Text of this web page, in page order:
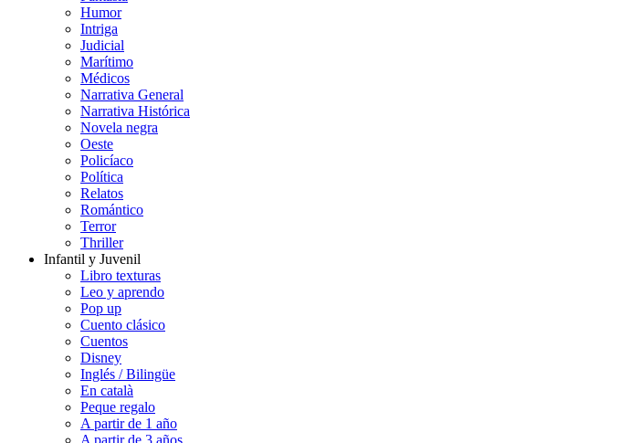
Humor
Intriga
Judicial
Marítimo
Médicos
Narrativa General
Narrativa Histórica
Novela negra
Oeste
Policíaco
Política
Relatos
Romántico
Terror
Thriller
Infantil y Juvenil
Libro texturas
Leo y aprendo
Pop up
Cuento clásico
Cuentos
Disney
Inglés / Bilingüe
En català
Peque regalo
A partir de 1 año
A partir de 3 años